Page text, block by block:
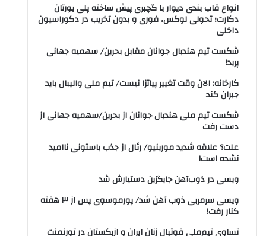
انواع قاب بندی دیوار با گچبری پیش ساخته پلی یورتان
دکارت؛ تحولی لوکس، فوری و بدون تخریب در دکوراسیون
داخلی
شکست تیم هندبال جوانان مقابل بحرین/ سهمیه جهانی
پرید!
کارخانه: الان وقت تغییر پیاتزا نیست/ تیم ملی والیبال باید
جبران کند
شکست تیم ملی هندبال جوانان از بحرین/سهمیه جهانی از
دست رفت
علت؟ علاقه شدید مورینیو/ رئال از جذب باستونی ناامید
نشده است!
ویسی در ذوب‌آهن جایگزین دستیارش شد
ویسی سرمربی ذوب آهن شد/ پورموسوی پس از ۳ هفته
کنار رفت!
تساوی تیم‌ملی فوتبال زنان ایران و ازبکستان در تورنمنت